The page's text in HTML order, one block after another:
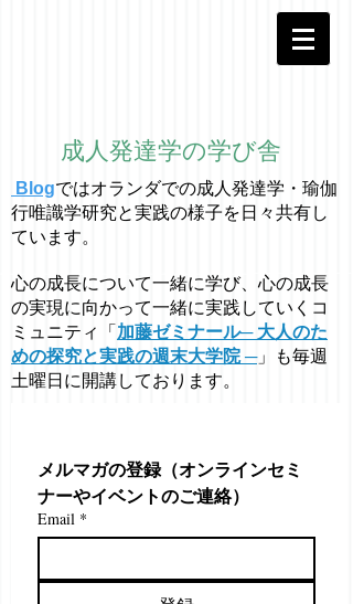
成人発達学の学び舎
Blogではオラ ンダでの成人発達学・ 瑜伽
行唯識学研究と実践の様子を日々共有し
ています。
心の成長について一緒に学び、心の成長
の実現に向かって一緒に実践していくコ
ミュニティ「 加藤ゼミナール─ 大人のた
めの探究と実践の週末大学院 ─」も毎週
土曜日に開講しております。
メルマガの登録（オンラインセミ
ナーやイベントのご連絡）
Email *